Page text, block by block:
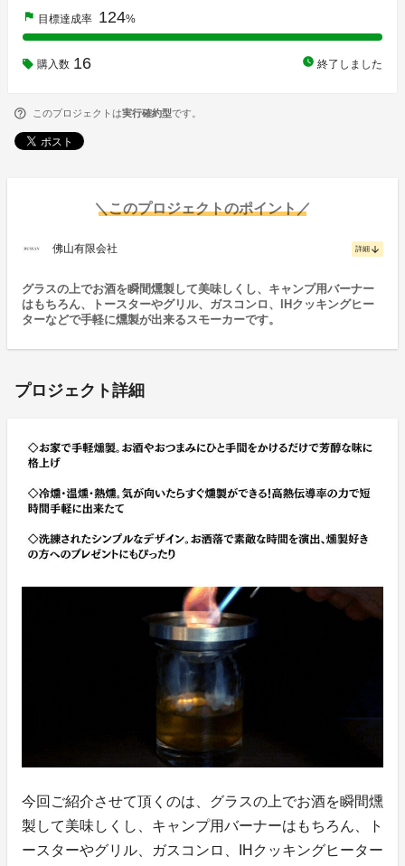
flag 目標達成率 124%
購入数 16 watch_later 終了しました
このプロジェクトは実行確約型です。
＼このプロジェクトのポイント／
佛山有限会社 詳細 arrow_downward
グラスの上でお酒を瞬間燻製して美味しくし、キャンプ用バーナー
はもちろん、トースターやグリル、ガスコンロ、IHクッキングヒー
ターなどで手軽に燻製が出来るスモーカーです。
プロジェクト詳細
今回ご紹介させて頂くのは、グラスの上でお酒を瞬間燻
製して美味しくし、キャンプ用バーナーはもちろん、ト
ースターやグリル、ガスコンロ、IHクッキングヒーター